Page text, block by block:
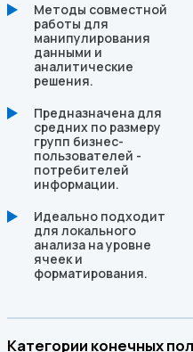
Методы совместной
работы для
манипулирования
данными и
аналитические
решения.
Предназначена для
средних по размеру
групп бизнес-
пользователей -
потребителей
информации.
Идеально подходит
для локального
анализа на уровне
ячеек и
форматирования.
Категории конечных